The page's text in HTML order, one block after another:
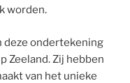
worden.
deze ondertekening
Zeeland. Zij hebben
van het unieke